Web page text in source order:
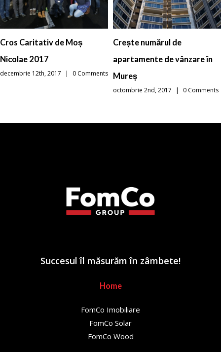
Cros Caritativ de Moș
Nicolae 2017
decembrie 12th, 2017 | 0 Comments
Crește numărul de
apartamente de vânzare în
Mureș
octombrie 2nd, 2017 | 0 Comments
Succesul îl măsurăm în zâmbete!
Home
FomCo Imobiliare
FomCo Solar
FomCo Wood